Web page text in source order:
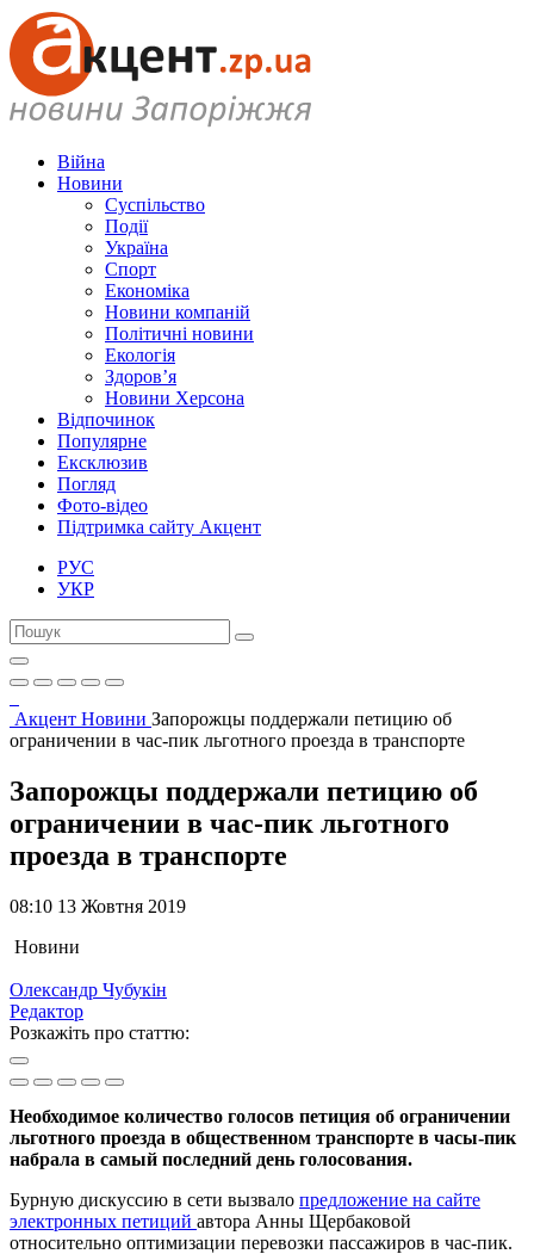
Війна
Новини
Суспільство
Події
Україна
Спорт
Економіка
Новини компаній
Політичні новини
Екологія
Здоров’я
Новини Херсона
Відпочинок
Популярне
Ексклюзив
Погляд
Фото-відео
Підтримка сайту Акцент
РУС
УКР
Акцент Новини Запорожцы поддержали петицию об
ограничении в час-пик льготного проезда в транспорте
Запорожцы поддержали петицию об
ограничении в час-пик льготного
проезда в транспорте
08:10 13 Жовтня 2019
Новини
Олександр Чубукін
Редактор
Розкажіть про статтю:
Необходимое количество голосов петиция об ограничении
льготного проезда в общественном транспорте в часы-пик
набрала в самый последний день голосования.
Бурную дискуссию в сети вызвало предложение на сайте
электронных петиций автора Анны Щербаковой
относительно оптимизации перевозки пассажиров в час-пик.